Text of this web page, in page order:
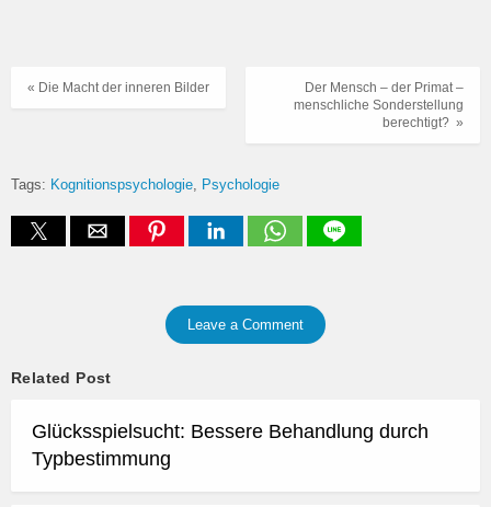
Der Mensch – der Primat –
menschliche Sonderstellung
berechtigt? »
« Die Macht der inneren Bilder
Tags: Kognitionspsychologie Psychologie
Leave a Comment
Related Post
Glücksspielsucht: Bessere Behandlung durch
Typbestimmung